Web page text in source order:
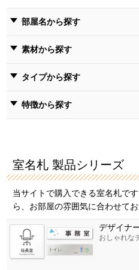
部屋名から探す
素材から探す
タイプから探す
特徴から探す
室名札 製品シリーズ
当サイトで購入できる室名札で
ら、お部屋の雰囲気に合わせてお
デザイナ
おしゃれな